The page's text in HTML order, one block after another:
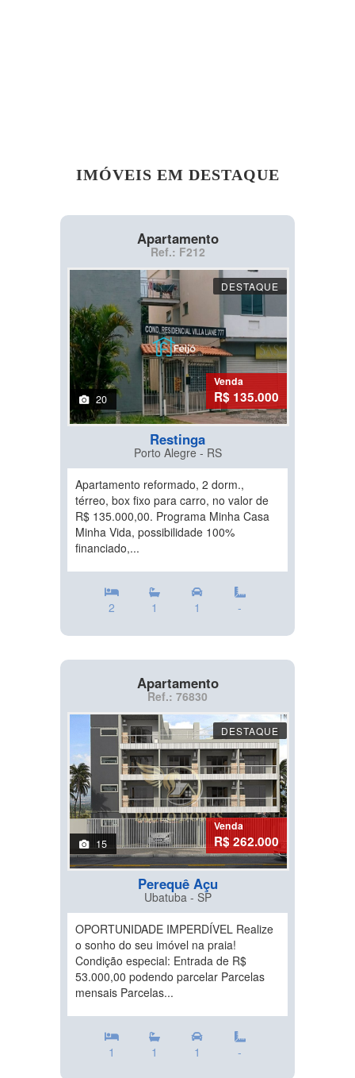
IMÓVEIS EM DESTAQUE
Apartamento
Ref.: F212
DESTAQUE
20
Venda
R$ 135.000
Restinga
Porto Alegre - RS
Apartamento reformado, 2 dorm.,
térreo, box fixo para carro, no valor de
R$ 135.000,00. Programa Minha Casa
Minha Vida, possibilidade 100%
financiado,...
2 1 1 -
Apartamento
Ref.: 76830
DESTAQUE
15
Venda
R$ 262.000
Perequê Açu
Ubatuba - SP
OPORTUNIDADE IMPERDÍVEL Realize
o sonho do seu imóvel na praia!
Condição especial: Entrada de R$
53.000,00 podendo parcelar Parcelas
mensais Parcelas...
1 1 1 -